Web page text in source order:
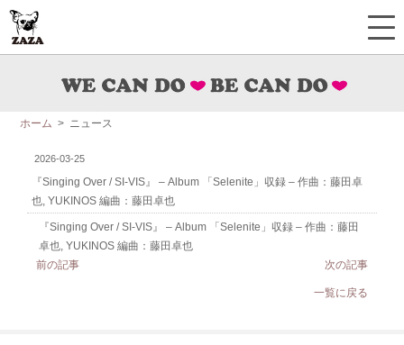
ホーム > ニュース
2026-03-25
『Singing Over / SI-VIS』 – Album 「Selenite」収録 – 作曲：藤田卓
也, YUKINOS 編曲：藤田卓也
『Singing Over / SI-VIS』 – Album 「Selenite」収録 – 作曲：藤田
卓也, YUKINOS 編曲：藤田卓也
前の記事
次の記事
一覧に戻る